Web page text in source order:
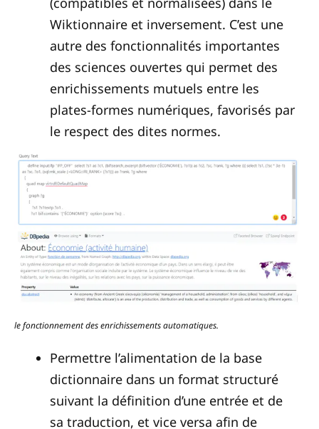
Wiktionnaire et inversement. C’est une
autre des fonctionnalités importantes
des sciences ouvertes qui permet des
enrichissements mutuels entre les
plates-formes numériques, favorisés par
le respect des dites normes.
le fonctionnement des enrichissements automatiques.
Permettre l’alimentation de la base
dictionnaire dans un format structuré
suivant la définition d’une entrée et de
sa traduction, et vice versa afin de